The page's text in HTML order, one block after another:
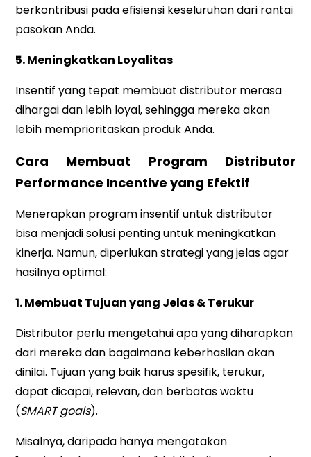
berkontribusi pada efisiensi keseluruhan dari rantai
pasokan Anda.
5. Meningkatkan Loyalitas
Insentif yang tepat membuat distributor merasa
dihargai dan lebih loyal, sehingga mereka akan
lebih memprioritaskan produk Anda.
Cara Membuat Program Distributor
Performance Incentive yang Efektif
Menerapkan program insentif untuk distributor
bisa menjadi solusi penting untuk meningkatkan
kinerja. Namun, diperlukan strategi yang jelas agar
hasilnya optimal:
1. Membuat Tujuan yang Jelas & Terukur
Distributor perlu mengetahui apa yang diharapkan
dari mereka dan bagaimana keberhasilan akan
dinilai. Tujuan yang baik harus spesifik, terukur,
dapat dicapai, relevan, dan berbatas waktu
(SMART goals).
Misalnya, daripada hanya mengatakan